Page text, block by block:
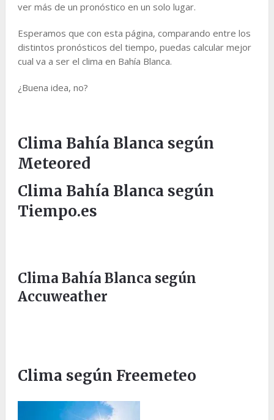
ver más de un pronóstico en un solo lugar.
Esperamos que con esta página, comparando entre los
distintos pronósticos del tiempo, puedas calcular mejor
cual va a ser el clima en Bahía Blanca.
¿Buena idea, no?
Clima Bahía Blanca según
Meteored
Clima Bahía Blanca según
Tiempo.es
Clima Bahía Blanca según
Accuweather
Clima según Freemeteo